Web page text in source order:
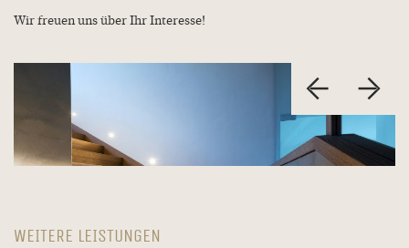
Wir freuen uns über Ihr Interesse!
WEITERE LEISTUNGEN